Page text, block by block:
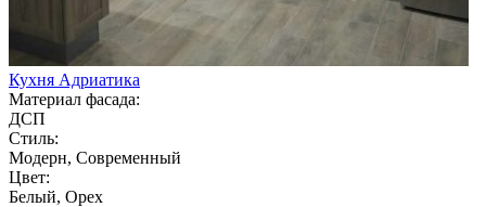
Кухня Адриатика
Материал фасада:
ДСП
Стиль:
Модерн, Современный
Цвет:
Белый, Орех